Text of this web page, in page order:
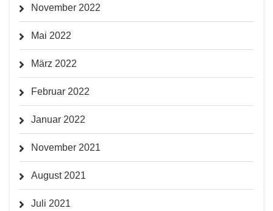
November 2022
Mai 2022
März 2022
Februar 2022
Januar 2022
November 2021
August 2021
Juli 2021